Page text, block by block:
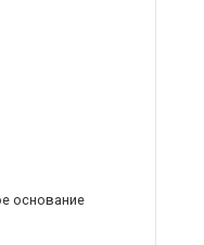
основание